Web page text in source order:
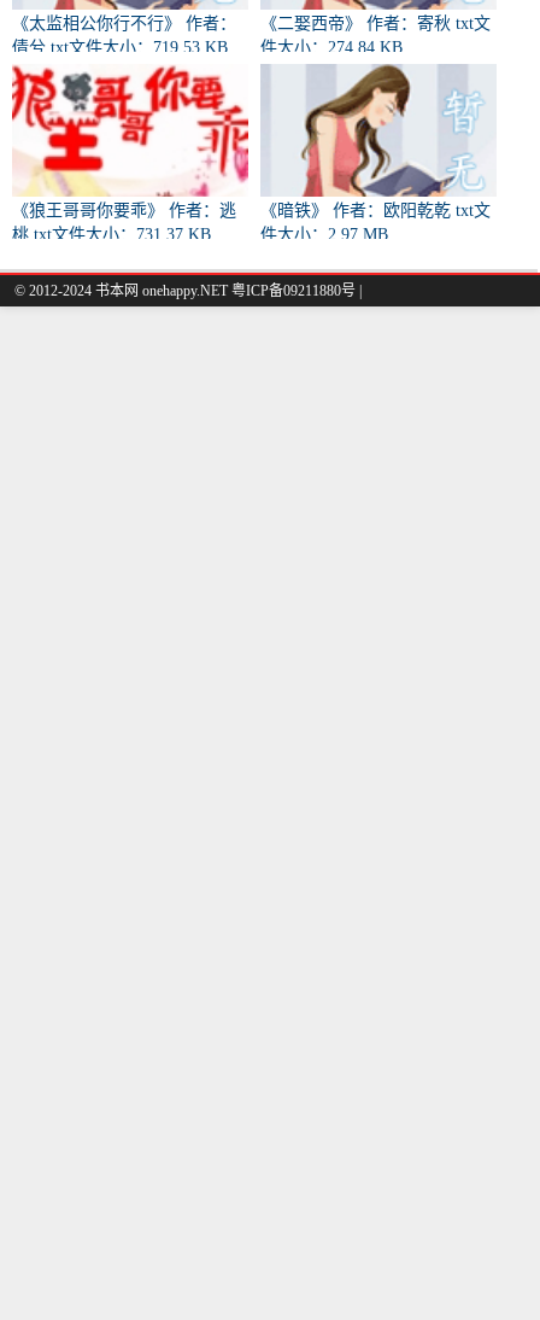
《太监相公你行不行》 作者：
倩兮 txt文件大小：719.53 KB
《二娶西帝》 作者：寄秋 txt文
件大小：274.84 KB
《狼王哥哥你要乖》 作者：逃
桃 txt文件大小：731.37 KB
《暗铁》 作者：欧阳乾乾 txt文
件大小：2.97 MB
© 2012-2024 书本网 onehappy.NET 粤ICP备09211880号 |